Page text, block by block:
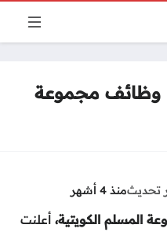
وظائف مجموعة
تحديثمنذ 4 أشهر
المسلم الكويتية، أعلنت